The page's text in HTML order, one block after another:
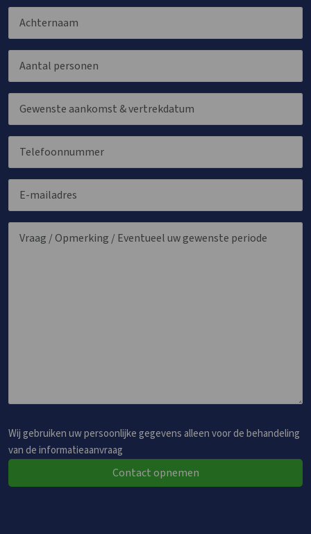
Wij gebruiken uw persoonlijke gegevens alleen voor de behandeling
van de informatieaanvraag
Contact opnemen